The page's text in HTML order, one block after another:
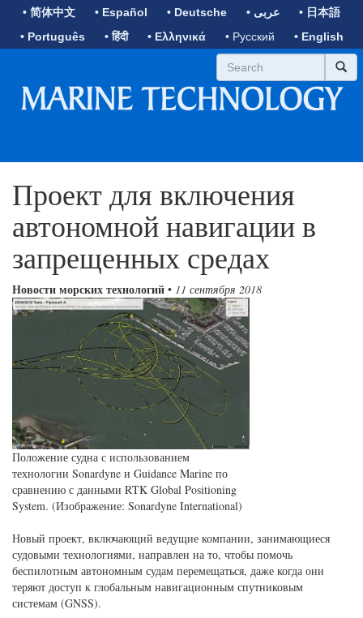
• 简体中文 • Español • Deutsche • عربى
• 日本語
• Português
• हिंदी • Ελληνικά • Русский • English
Проект для включения
автономной навигации в
запрещенных средах
Новости морских технологий • 11 сентября 2018
Положение судна с использованием
технологии Sonardyne и Guidance Marine по
сравнению с данными RTK Global Positioning
System. (Изображение: Sonardyne International)
Новый проект, включающий ведущие компании, занимающиеся
судовыми технологиями, направлен на то, чтобы помочь
беспилотным автономным судам перемещаться, даже когда они
теряют доступ к глобальным навигационным спутниковым
системам (GNSS).